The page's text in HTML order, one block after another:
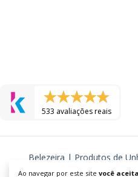
Ao navegar por este site você
533 avaliações reais
Belezeira | Produtos de